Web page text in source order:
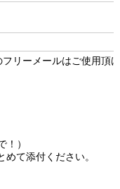
リーメールはご使用頂
！）
て添付ください。